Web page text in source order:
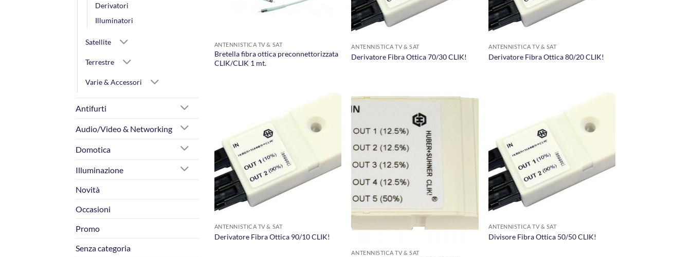
Derivatori
Illuminatori
Satellite
Terrestre
Varie & Accessori
Antifurti
Audio/Video & Networking
Domotica
Illuminazione
Novità
Occasioni
Promo
Senza categoria
ANTENNISTICA TV & SAT
Bretella fibra ottica preconnettorizzata
CLIK/CLIK 1 mt.
ANTENNISTICA TV & SAT
Derivatore Fibra Ottica 70/30 CLIK!
ANTENNISTICA TV & SAT
Derivatore Fibra Ottica 80/20 CLIK!
ALLA
ANTENNISTICA TV & SAT
Derivatore Fibra Ottica 90/10 CLIK!
ANTENNISTICA TV & SAT
ALLA
ANTENNISTICA TV & SAT
Divisore Fibra Ottica 50/50 CLIK!